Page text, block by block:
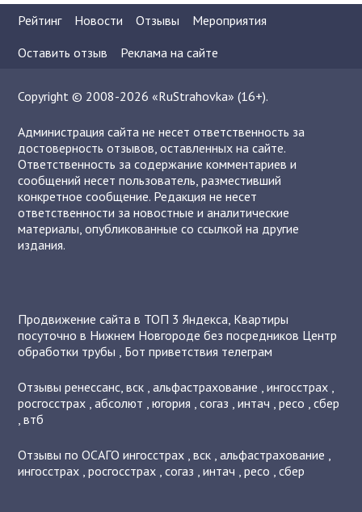
Рейтинг Новости Отзывы
Мероприятия
Оставить отзыв
Реклама на сайте
Copyright © 2008-2026 «RuStrahovka» (16+).
Администрация сайта не несет ответственность за
достоверность отзывов, оставленных на сайте.
Ответственность за содержание комментариев и
сообщений несет пользователь, разместивший
конкретное сообщение. Редакция не несет
ответственности за новостные и аналитические
материалы, опубликованные со ссылкой на другие
издания.
Продвижение сайта в ТОП 3 Яндекса, Квартиры
посуточно в Нижнем Новгороде без посредников Центр
обработки трубы , Бот приветствия телеграм
Отзывыренессанс,вск ,альфастрахование ,ингосстрах ,
росгосстрах ,абсолют ,югория ,согаз ,интач ,ресо ,сбер
,втб
Отзывы по ОСАГОингосстрах ,вск ,альфастрахование ,
ингосстрах ,росгосстрах ,согаз ,интач ,ресо ,сбер